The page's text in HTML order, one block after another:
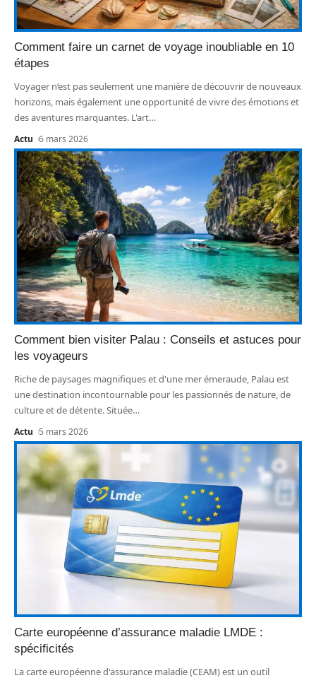
Comment faire un carnet de voyage inoubliable en 10
étapes
Voyager n’est pas seulement une manière de découvrir de nouveaux
horizons, mais également une opportunité de vivre des émotions et
des aventures marquantes. L'art…
Actu 6 mars 2026
Comment bien visiter Palau : Conseils et astuces pour
les voyageurs
Riche de paysages magnifiques et d'une mer émeraude, Palau est
une destination incontournable pour les passionnés de nature, de
culture et de détente. Située…
Actu 5 mars 2026
Carte européenne d’assurance maladie LMDE :
spécificités
La carte européenne d'assurance maladie (CEAM) est un outil